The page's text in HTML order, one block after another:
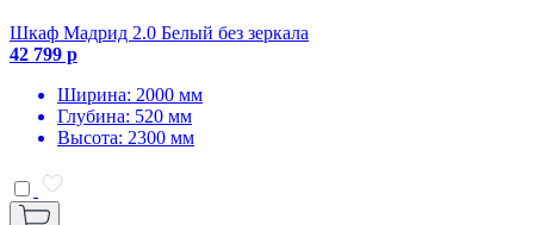
Шкаф Мадрид 2.0 Белый без зеркала
42 799 р
Ширина: 2000 мм
Глубина: 520 мм
Высота: 2300 мм